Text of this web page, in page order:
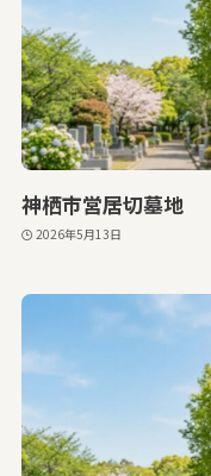
神栖市営居切墓地
2026年5月13日